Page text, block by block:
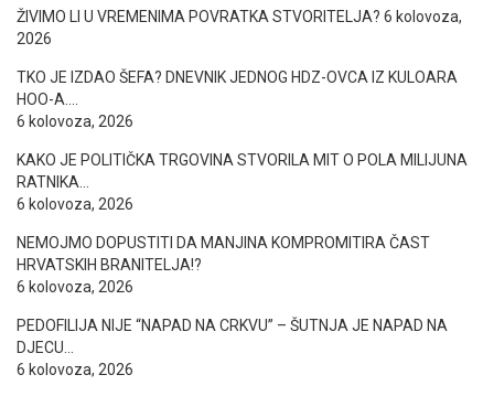
ŽIVIMO LI U VREMENIMA POVRATKA STVORITELJA? 6 kolovoza,
2026
TKO JE IZDAO ŠEFA? DNEVNIK JEDNOG HDZ-OVCA IZ KULOARA
HOO-A….
6 kolovoza, 2026
KAKO JE POLITIČKA TRGOVINA STVORILA MIT O POLA MILIJUNA
RATNIKA…
6 kolovoza, 2026
NEMOJMO DOPUSTITI DA MANJINA KOMPROMITIRA ČAST
HRVATSKIH BRANITELJA!?
6 kolovoza, 2026
PEDOFILIJA NIJE “NAPAD NA CRKVU” – ŠUTNJA JE NAPAD NA
DJECU…
6 kolovoza, 2026